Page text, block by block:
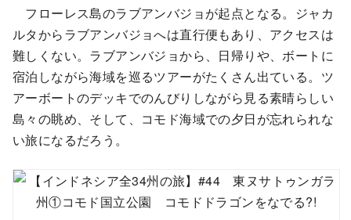
フローレス島のラブアンバジョが起点となる。ジャカ
ルタからラブアンバジョへは直行便もあり、アクセスは
難しくない。ラブアンバジョから、日帰りや、ボートに
宿泊しながら海域を巡るツアーがたくさん出ている。ツ
アーボートのデッキでのんびりしながら見る素晴らしい
島々の眺め、そして、コモド海域での夕日が忘れられな
い旅になるだろう。